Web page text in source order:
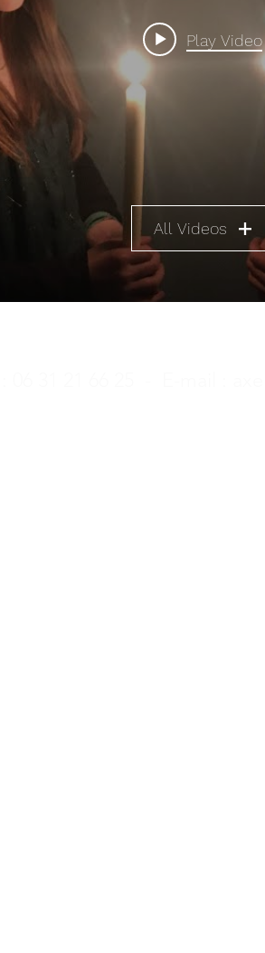
Play Video
All Videos